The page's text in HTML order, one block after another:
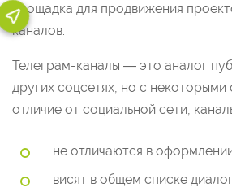
площадка для продвижения
каналов.
Телеграм-каналы — это аналог
других соцсетях, но с
отличие от социальной сети,
не отличаются в
висят в общем списке